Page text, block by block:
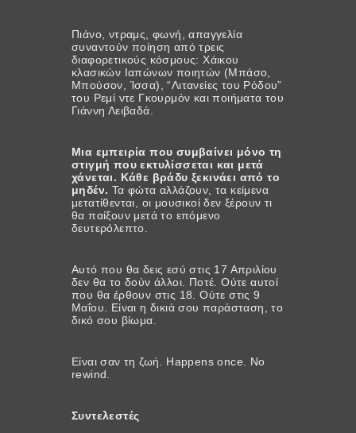
Πιάνο, ντραμς, φωνή, απαγγελία
συναντούν ποίηση από τρεις
διαφορετικούς κόσμους: Χάικου
κλασικών Ιαπώνων ποιητών (Μπάσο,
Μπούσον, Ίσσα), “Λιτανείες του Ρόδου”
του Ρεμί ντε Γκουρμόν και ποιήματα του
Γιάννη Λειβαδά.
Μια εμπειρία που συμβαίνει μόνο τη
στιγμή που εκτυλίσσεται και μετά
χάνεται. Κάθε βράδυ ξεκινάει από το
μηδέν. Τα φώτα αλλάζουν, τα κείμενα
μετατίθενται, οι μουσικοί δεν ξέρουν τι
θα παίξουν μετά το επόμενο
δευτερόλεπτο.
Αυτό που θα δεις εσύ στις 17 Απριλίου
δεν θα το δούν άλλοι. Ποτέ. Ούτε αυτοί
που θα έρθουν στις 18. Ούτε στις 9
Μαΐου. Είναι η δικιά σου παράσταση, το
δικό σου βίωμα.
Είναι σαν τη ζωή. Happens once. No
rewind.
Συντελεστές